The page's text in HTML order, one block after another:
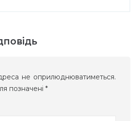
не оприлюднюватиметься.
позначені *